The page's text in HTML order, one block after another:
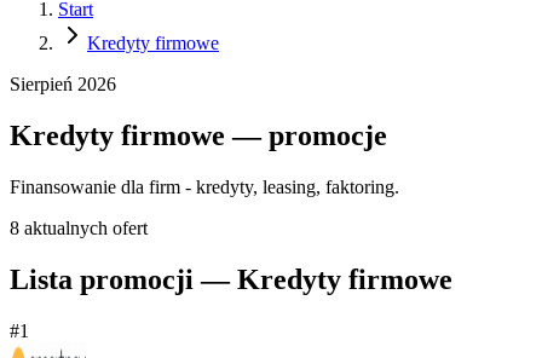
Start
Kredyty firmowe
Sierpień 2026
Kredyty firmowe — promocje
Finansowanie dla firm - kredyty, leasing, faktoring.
8 aktualnych ofert
Lista promocji —Kredyty firmowe
#1